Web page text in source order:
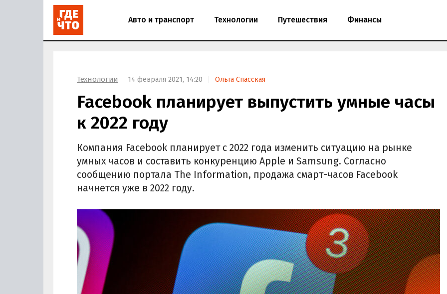
Авто и транспорт Технологии Путешествия Финансы
Технологии 14 февраля 2021, 14:20 Ольга Спасская
Facebook планирует выпустить умные часы
к 2022 году
Компания Facebook планирует с 2022 года изменить ситуацию на рынке
умных часов и составить конкуренцию Apple и Samsung. Согласно
сообщению портала The Information, продажа смарт-часов Facebook
начнется уже в 2022 году.